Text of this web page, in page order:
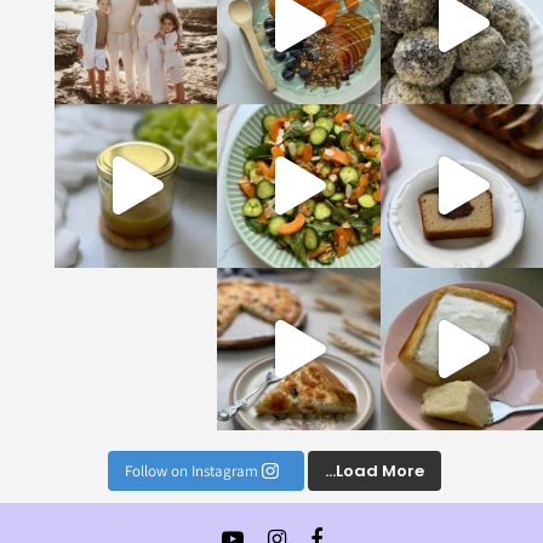
והמזינים שתכ
לויניגרט הכי מושלם וטעים שתכינו, הוא יעב
הכי טעימים וקלים
Load More...
Follow on Instagram